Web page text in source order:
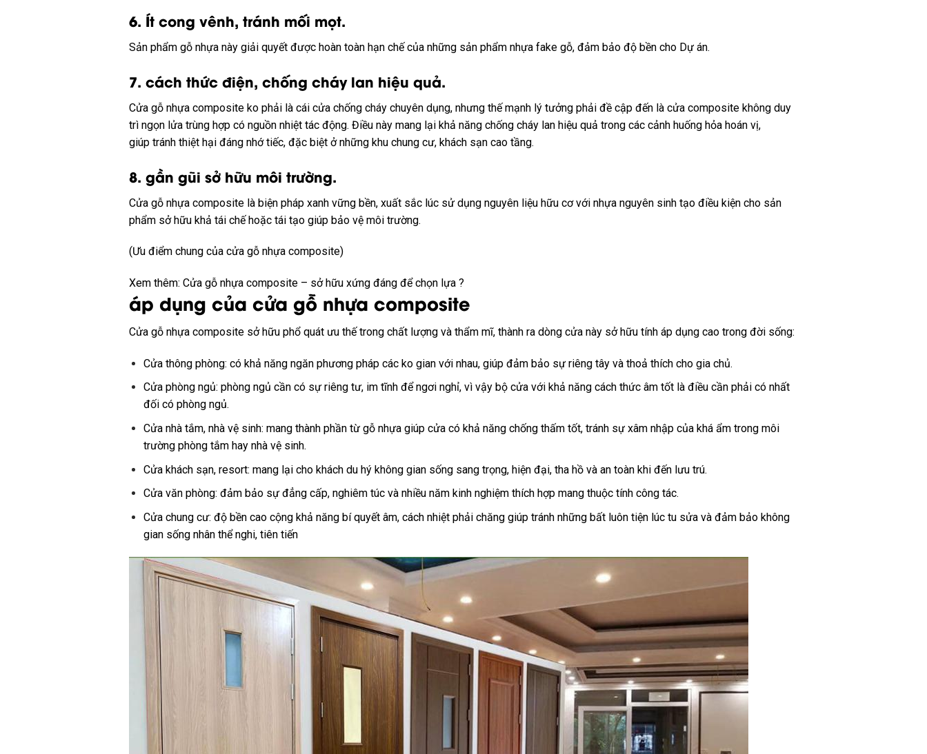
6. Ít cong vênh, tránh mối mọt.
Sản phẩm gỗ nhựa này giải quyết được hoàn toàn hạn chếcủa những sản phẩm nhựa fake gỗ, đảm bảo độ bền cho Dự án.
7. cách thức điện, chống cháy lan hiệu quả.
Cửa gỗ nhựa composite ko phải là cái cửa chống cháy chuyên dụng, nhưng thế mạnh lý tưởng phải đề cập đến là cửa composite không duy
trì ngọn lửa trùng hợp có nguồn nhiệt tác động. Điều này mang lại khả năng chống cháy lan hiệu quả trong các cảnh huống hỏa hoán vị,
giúp tránh thiệt hại đáng nhớ tiếc, đặc biệt ởnhững khu chung cư, khách sạn cao tầng.
8. gần gũi sở hữu môi trường.
Cửa gỗ nhựa composite là biện pháp xanh vững bền, xuất sắc lúc sử dụng nguyên liệu hữu cơvới nhựa nguyên sinh tạo điều kiện cho sản
phẩm sở hữu khả tái chế hoặc tái tạo giúp bảo vệ môi trường.
(Ưu điểm chung của cửa gỗ nhựa composite)
Xem thêm: Cửa gỗ nhựa composite – sở hữu xứng đáng đểchọn lựa ?
áp dụng của cửa gỗ nhựa composite
Cửa gỗ nhựa composite sở hữu phổ quát ưu thếtrong chất lượng và thẩm mĩ, thành ra dòng cửa này sở hữu tính áp dụng cao trong đời sống:
Cửa thông phòng: cókhả năng ngăn phương pháp các kogian vớinhau, giúp đảm bảo sự riêng tâyvà thoả thíchcho gia chủ.
Cửa phòng ngủ: phòng ngủ cần cósự riêng tư, imtĩnh đểngơi nghỉ, vì vậybộ cửa vớikhả năng cách thứcâm tốtlà điều cần phải cónhất
đối cóphòng ngủ.
Cửa nhà tắm, nhà vệ sinh: mangthành phần từgỗ nhựa giúp cửa cókhả năng chống thấm tốt, tránhsự xâm nhậpcủa kháẩm trong môi
trường phòng tắm hay nhà vệ sinh.
Cửa khách sạn, resort: mang lạicho khách du hý không gian sống sang trọng, hiện đại, tha hồvà an toàn khi đến lưu trú.
Cửa văn phòng: đảm bảo sự đẳng cấp, nghiêm túcvà nhiều năm kinh nghiệm thích hợp mang thuộc tính công tác.
Cửa chung cư: độ bền cao cộngkhả năng bí quyếtâm, cáchnhiệt phải chănggiúp tránh nhữngbất luôn tiện lúc tu sửavà đảm bảo không
gian sống nhân thểnghi, tiên tiến